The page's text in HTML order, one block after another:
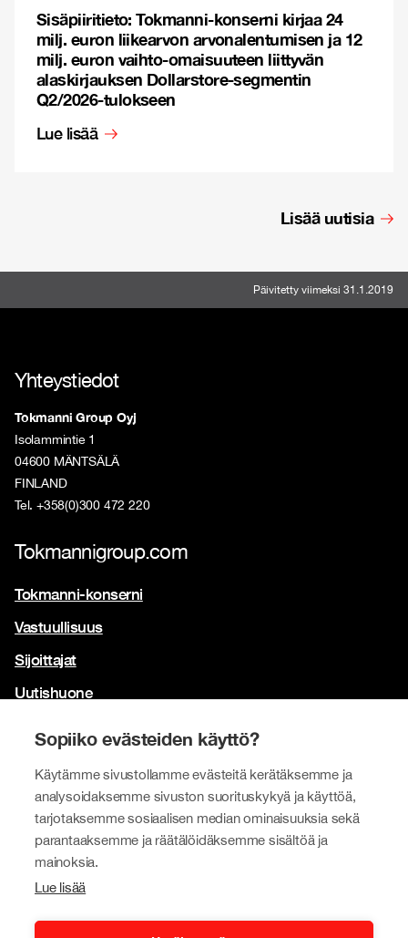
Sopiiko evästeiden käyttö?
Käytämme sivustollamme evästeitä kerätäksemme ja
analysoidaksemme sivuston suorituskykyä ja käyttöä,
tarjotaksemme sosiaalisen median ominaisuuksia sekä
parantaaksemme ja räätälöidäksemme sisältöä ja
mainoksia.
Lue lisää
Sisäpiiritieto: Tokmanni-konserni kirjaa 24
milj. euron liikearvon arvonalentumisen ja 12
milj. euron vaihto-omaisuuteen liittyvän
alaskirjauksen Dollarstore-segmentin
Q2/2026-tulokseen
Lue lisää
Lisää uutisia
Päivitetty viimeksi 31.1.2019
Yhteystiedot
Tokmanni Group Oyj
Isolammintie 1
04600 MÄNTSÄLÄ
FINLAND
Tel. +358(0)300 472 220
Tokmannigroup.com
Tokmanni-konserni
Vastuullisuus
Sijoittajat
Uutishuone
Brändimme
Tokmanni
SPAR Suomi
Click Shoes ja Shoe House
Dollarstore
Big Dollar